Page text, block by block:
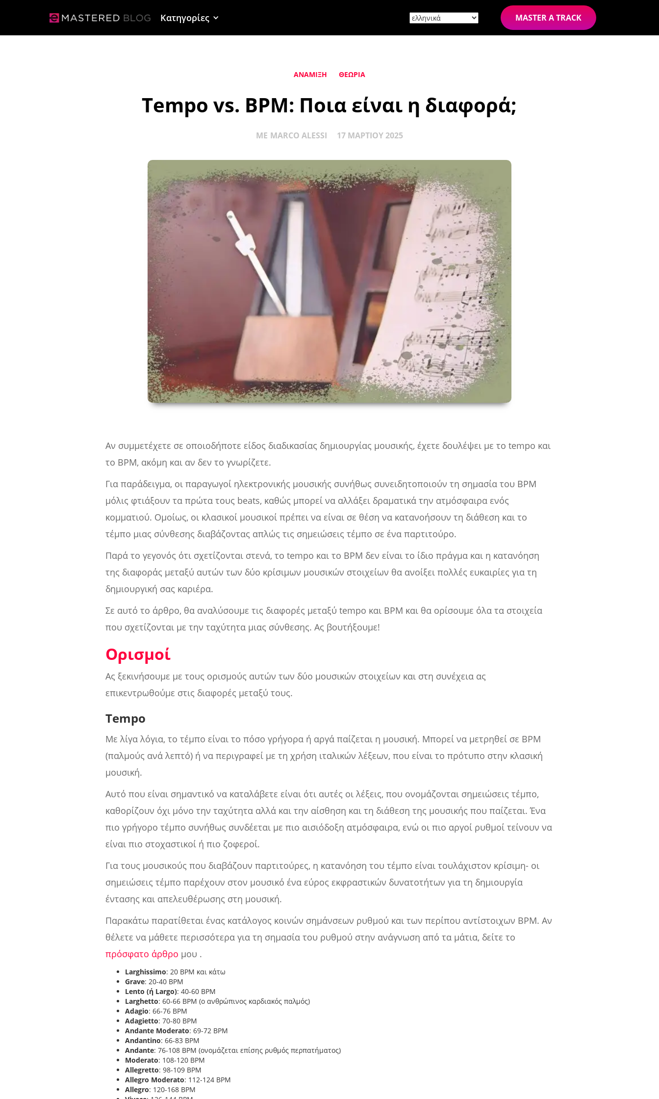
Κατηγορίες MASTER A TRACK
ΑΝΆΜΙΞΗ ΘΕΩΡΊΑ
Tempo vs. BPM: Ποια είναι η διαφορά;
ΜΕ MARCO ALESSI 17 ΜΑΡΤΊΟΥ 2025
Αν συμμετέχετε σε οποιοδήποτε είδος διαδικασίας δημιουργίας μουσικής, έχετε δουλέψει με το tempo και
το BPM, ακόμη και αν δεν το γνωρίζετε.
Για παράδειγμα, οι παραγωγοί ηλεκτρονικής μουσικής συνήθως συνειδητοποιούν τη σημασία του BPM
μόλις φτιάξουν τα πρώτα τους beats, καθώς μπορεί να αλλάξει δραματικά την ατμόσφαιρα ενός
κομματιού. Ομοίως, οι κλασικοί μουσικοί πρέπει να είναι σε θέση να κατανοήσουν τη διάθεση και το
τέμπο μιας σύνθεσης διαβάζοντας απλώς τις σημειώσεις τέμπο σε ένα παρτιτούρο.
Παρά το γεγονός ότι σχετίζονται στενά, το tempo και το BPM δεν είναι το ίδιο πράγμα και η κατανόηση
της διαφοράς μεταξύ αυτών των δύο κρίσιμων μουσικών στοιχείων θα ανοίξει πολλές ευκαιρίες για τη
δημιουργική σας καριέρα.
Σε αυτό το άρθρο, θα αναλύσουμε τις διαφορές μεταξύ tempo και BPM και θα ορίσουμε όλα τα στοιχεία
που σχετίζονται με την ταχύτητα μιας σύνθεσης. Ας βουτήξουμε!
Ορισμοί
Ας ξεκινήσουμε με τους ορισμούς αυτών των δύο μουσικών στοιχείων και στη συνέχεια ας
επικεντρωθούμε στις διαφορές μεταξύ τους.
Tempo
Με λίγα λόγια, το τέμπο είναι το πόσο γρήγορα ή αργά παίζεται η μουσική. Μπορεί να μετρηθεί σε BPM
(παλμούς ανά λεπτό) ή να περιγραφεί με τη χρήση ιταλικών λέξεων, που είναι το πρότυπο στην κλασική
μουσική.
Αυτό που είναι σημαντικό να καταλάβετε είναι ότι αυτές οι λέξεις, που ονομάζονται σημειώσεις τέμπο,
καθορίζουν όχι μόνο την ταχύτητα αλλά και την αίσθηση και τη διάθεση της μουσικής που παίζεται. Ένα
πιο γρήγορο τέμπο συνήθως συνδέεται με πιο αισιόδοξη ατμόσφαιρα, ενώ οι πιο αργοί ρυθμοί τείνουν να
είναι πιο στοχαστικοί ή πιο ζοφεροί.
Για τους μουσικούς που διαβάζουν παρτιτούρες, η κατανόηση του τέμπο είναι τουλάχιστον κρίσιμη- οι
σημειώσεις τέμπο παρέχουν στον μουσικό ένα εύρος εκφραστικών δυνατοτήτων για τη δημιουργία
έντασης και απελευθέρωσης στη μουσική.
Παρακάτω παρατίθεται ένας κατάλογος κοινών σημάνσεων ρυθμού και των περίπου αντίστοιχων BPM. Αν
θέλετε να μάθετε περισσότερα για τη σημασία του ρυθμού στην ανάγνωση από τα μάτια, δείτε το
πρόσφατο άρθρο μου .
Larghissimo: 20 BPM και κάτω
Grave: 20-40 BPM
Lento (ή Largo): 40-60 BPM
Larghetto: 60-66 BPM (ο ανθρώπινος καρδιακός παλμός)
Adagio: 66-76 BPM
Adagietto: 70-80 BPM
Andante Moderato: 69-72 BPM
Andantino: 66-83 BPM
Andante: 76-108 BPM (ονομάζεται επίσης ρυθμός περπατήματος)
Moderato: 108-120 BPM
Allegretto: 98-109 BPM
Allegro Moderato: 112-124 BPM
Allegro: 120-168 BPM